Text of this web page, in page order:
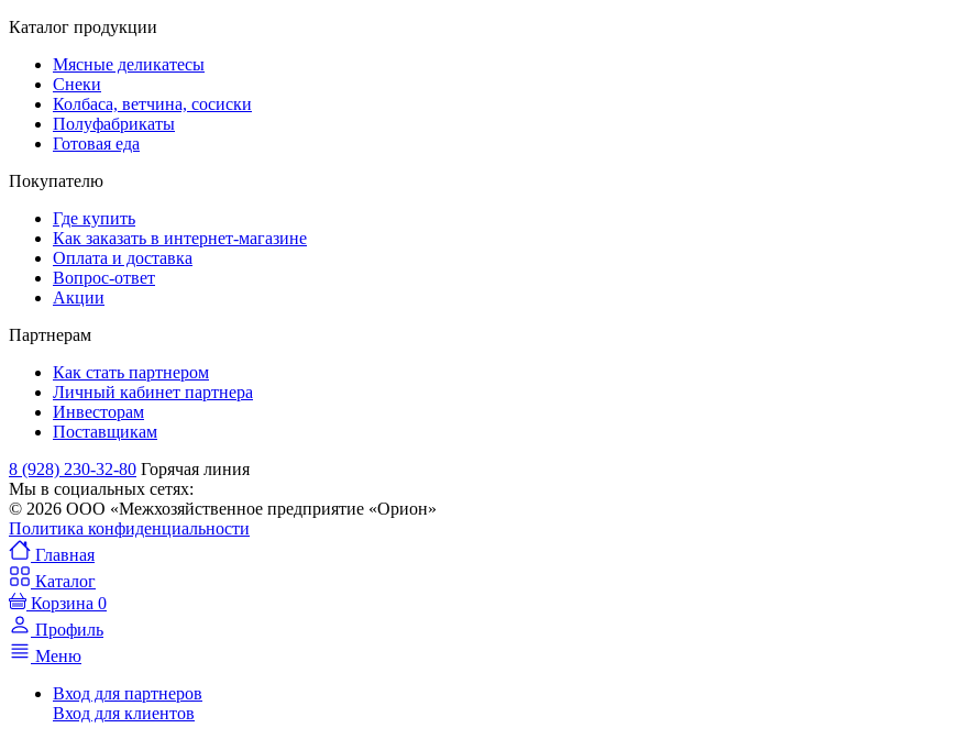
Каталог продукции
Мясные деликатесы
Снеки
Колбаса, ветчина, сосиски
Полуфабрикаты
Готовая еда
Покупателю
Где купить
Как заказать в интернет-магазине
Оплата и доставка
Вопрос-ответ
Акции
Партнерам
Как стать партнером
Личный кабинет партнера
Инвесторам
Поставщикам
8 (928) 230-32-80 Горячая линия
Мы в социальных сетях:
© 2026 ООО «Межхозяйственное предприятие «Орион»
Политика конфиденциальности
Главная
Каталог
Корзина 0
Профиль
Меню
Вход для партнеров
Вход для клиентов